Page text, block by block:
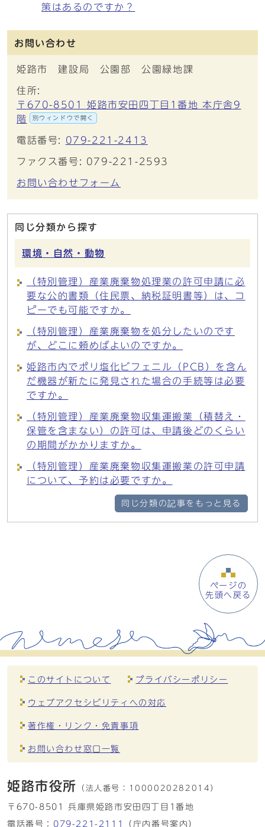
策はあるのですか？
お問い合わせ
姫路市 建設局 公園部 公園緑地課
住所:
〒670-8501 姫路市安田四丁目1番地 本庁舎9
階
別ウィンドウで開く
電話番号: 079-221-2413
ファクス番号: 079-221-2593
お問い合わせフォーム
同じ分類から探す
環境・自然・動物
（特別管理）産業廃棄物処理業の許可申請に必
要な公的書類（住民票、納税証明書等）は、コ
ピーでも可能ですか。
（特別管理）産業廃棄物を処分したいのです
が、どこに頼めばよいのですか。
姫路市内でポリ塩化ビフェニル（PCB）を含ん
だ機器が新たに発見された場合の手続等は必要
ですか。
（特別管理）産業廃棄物収集運搬業（積替え・
保管を含まない）の許可は、申請後どのくらい
の期間がかかりますか。
（特別管理）産業廃棄物収集運搬業の許可申請
について、予約は必要ですか。
同じ分類の記事をもっと見る
ページの
先頭へ戻る
このサイトについて プライバシーポリシー
ウェブアクセシビリティへの対応
著作権・リンク・免責事項
お問い合わせ窓口一覧
姫路市役所 （法人番号： 1000020282014）
〒670-8501 兵庫県姫路市安田四丁目1番地
電話番号： 079-221-2111 （庁内番号案内）